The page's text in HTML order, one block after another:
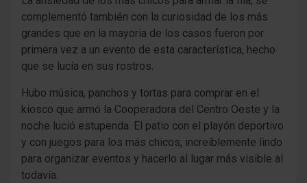
complementó también con la curiosidad de los más
grandes que en la mayoría de los casos fueron por
primera vez a un evento de esta característica, hecho
que se lucía en sus rostros.
Hubo música, panchos y tortas para comprar en el
kiosco que armó la Cooperadora del Centro Oeste y la
noche lució estupenda. El patio con el playón deportivo
y con juegos para los más chicos, increíblemente lindo
para organizar eventos y hacerlo al lugar más visible al
todavía.